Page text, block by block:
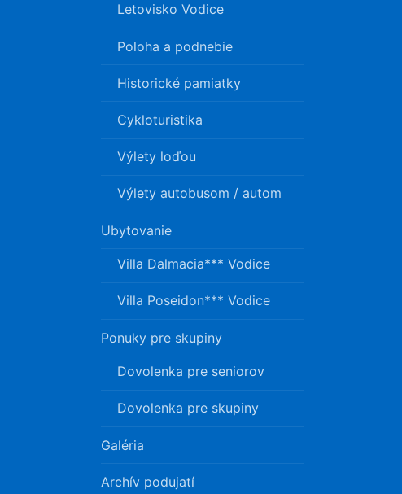
Letovisko Vodice
Poloha a podnebie
Historické pamiatky
Cykloturistika
Výlety loďou
Výlety autobusom / autom
Ubytovanie
Villa Dalmacia*** Vodice
Villa Poseidon*** Vodice
Ponuky pre skupiny
Dovolenka pre seniorov
Dovolenka pre skupiny
Galéria
Archív podujatí